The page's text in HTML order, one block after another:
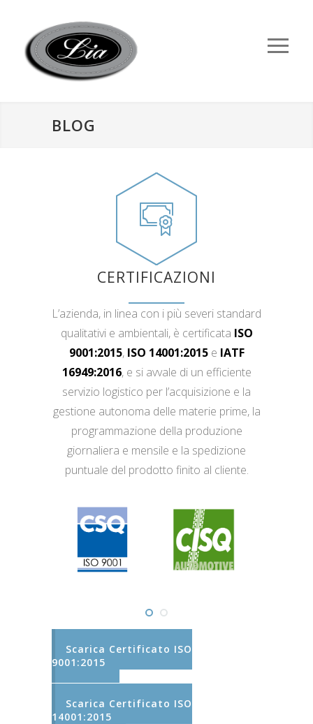
BLOG
CERTIFICAZIONI
L’azienda, in linea con i più severi standard
qualitativi e ambientali, è certificata ISO
9001:2015, ISO 14001:2015e IATF
16949:2016, e si avvale di un efficiente
servizio logistico per l’acquisizione e la
gestione autonoma delle materie prime, la
programmazione della produzione
giornaliera e mensile e la spedizione
puntuale del prodotto finito al cliente.
Scarica Certificato ISO
9001:2015
Scarica Certificato ISO
14001:2015